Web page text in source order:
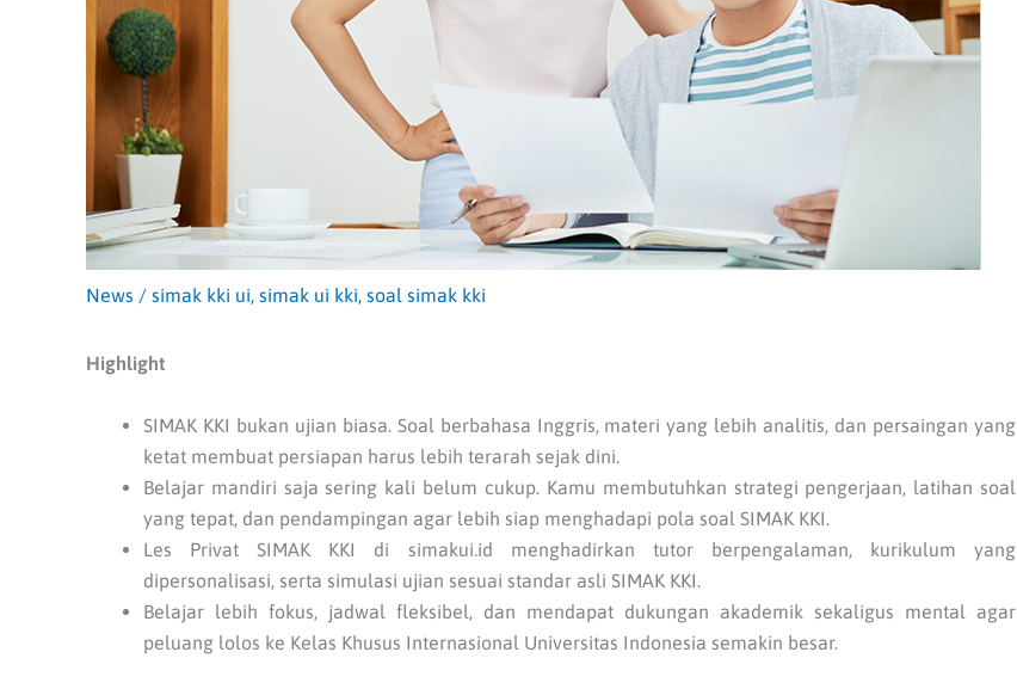
News / simak kki ui, simak ui kki, soal simak kki
Highlight
SIMAK KKI bukan ujian biasa. Soal berbahasa Inggris, materi yang lebih analitis, dan persaingan yang
ketat membuat persiapan harus lebih terarah sejak dini.
Belajar mandiri saja sering kali belum cukup. Kamu membutuhkan strategi pengerjaan, latihan soal
yang tepat, dan pendampingan agar lebih siap menghadapi pola soal SIMAK KKI.
Les Privat SIMAK KKI di simakui.id menghadirkan tutor berpengalaman, kurikulum yang
dipersonalisasi, serta simulasi ujian sesuai standar asli SIMAK KKI.
Belajar lebih fokus, jadwal fleksibel, dan mendapat dukungan akademik sekaligus mental agar
peluang lolos ke Kelas Khusus Internasional Universitas Indonesia semakin besar.